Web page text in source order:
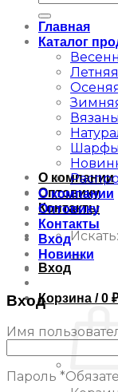
О компании
Оптовику
Контакты
Искать:
Вход
Корзина /0 ₽
Главная
Каталог
Шарфы
О компании
Оптовику
Контакты
Вход
Новинки
Вход
Имя
Пароль *